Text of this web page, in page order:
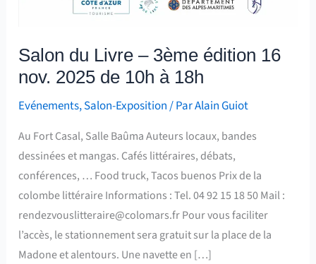
Salon du Livre – 3ème édition 16
nov. 2025 de 10h à 18h
Evénements,Salon-Exposition/ ParAlain Guiot
Au Fort Casal, Salle Baûma Auteurs locaux, bandes
dessinées et mangas. Cafés littéraires, débats,
conférences, … Food truck, Tacos buenos Prix de la
colombe littéraire Informations : Tel. 04 92 15 18 50 Mail :
rendezvouslitteraire@colomars.fr Pour vous faciliter
l’accès, le stationnement sera gratuit sur la place de la
Madone et alentours. Une navette en […]